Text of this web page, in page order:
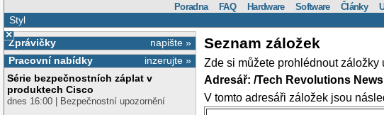
Poradna FAQ Hardware Software Články
Styl
×
napište »
Zprávičky
inzerujte »
Pracovní nabídky
Série bezpečnostních záplat v
produktech Cisco
dnes 16:00 | Bezpečnostní upozornění
Seznam záložek
Zde si můžete prohlédnout
Adresář: /Tech Revolutions News
V tomto adresáři záložek jsou